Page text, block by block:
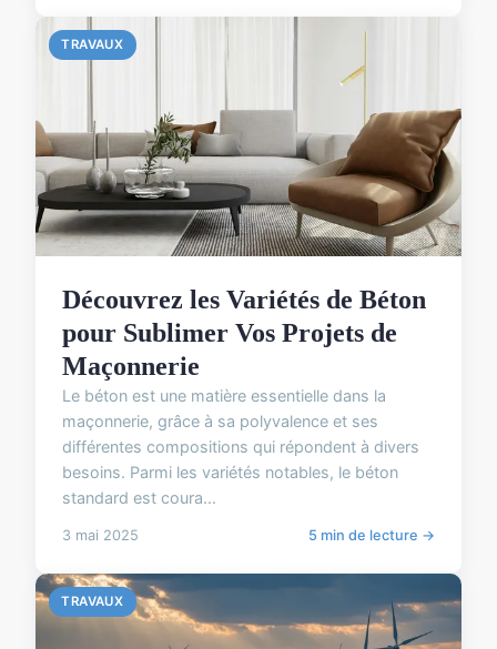
TRAVAUX
Découvrez les Variétés de Béton
pour Sublimer Vos Projets de
Maçonnerie
Le béton est une matière essentielle dans la
maçonnerie, grâce à sa polyvalence et ses
différentes compositions qui répondent à divers
besoins. Parmi les variétés notables, le béton
standard est coura...
3 mai 2025 5 min de lecture →
TRAVAUX